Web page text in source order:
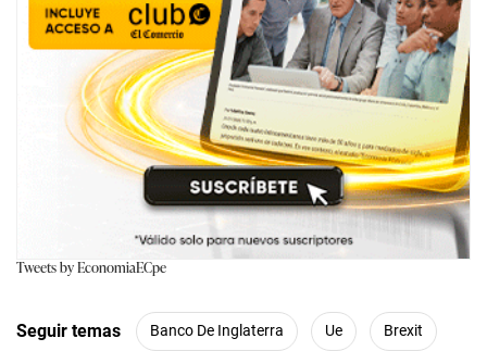
Tweets by EconomiaECpe
Seguir temas Banco De Inglaterra Ue Brexit